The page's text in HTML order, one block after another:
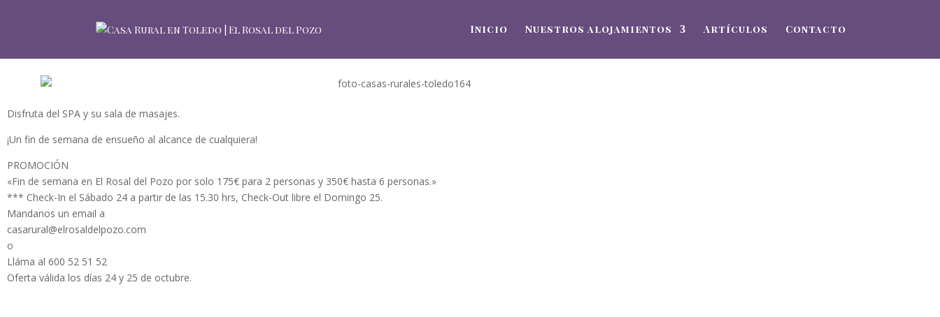
Inicio Nuestros alojamientos Artículos Contacto
Disfruta del SPA y su sala de masajes.
¡Un fin de semana de ensueño al alcance de cualquiera!
PROMOCIÓN
«Fin de semana en El Rosal del Pozo por solo 175€ para 2 personas y 350€ hasta 6 personas.»
*** Check-In el Sábado 24 a partir de las 15.30 hrs, Check-Out libre el Domingo 25.
Mandanos un email a
casarural@elrosaldelpozo.com
o
Lláma al 600 52 51 52
Oferta válida los días 24 y 25 de octubre.